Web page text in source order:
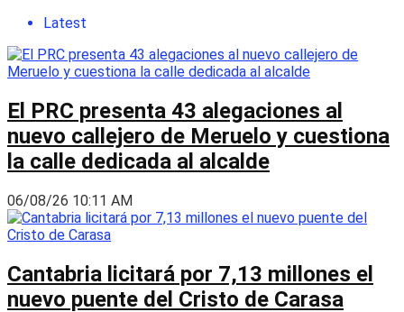
Latest
El PRC presenta 43 alegaciones al
nuevo callejero de Meruelo y cuestiona
la calle dedicada al alcalde
06/08/26 10:11 AM
Cantabria licitará por 7,13 millones el
nuevo puente del Cristo de Carasa